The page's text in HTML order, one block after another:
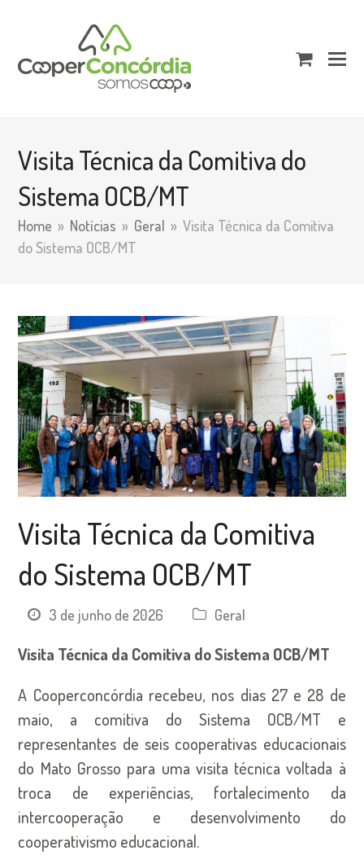
Visita Técnica da Comitiva do
Sistema OCB/MT
Home » Notícias » Geral » Visita Técnica da Comitiva
do Sistema OCB/MT
Visita Técnica da Comitiva
do Sistema OCB/MT
3 de junho de 2026 Geral
Visita Técnica da Comitiva do Sistema OCB/MT
A Cooperconcórdia recebeu, nos dias 27 e 28 de
maio, a comitiva do Sistema OCB/MT e
representantes de seis cooperativas educacionais
do Mato Grosso para uma visita técnica voltada à
troca de experiências, fortalecimento da
intercooperação e desenvolvimento do
cooperativismo educacional.